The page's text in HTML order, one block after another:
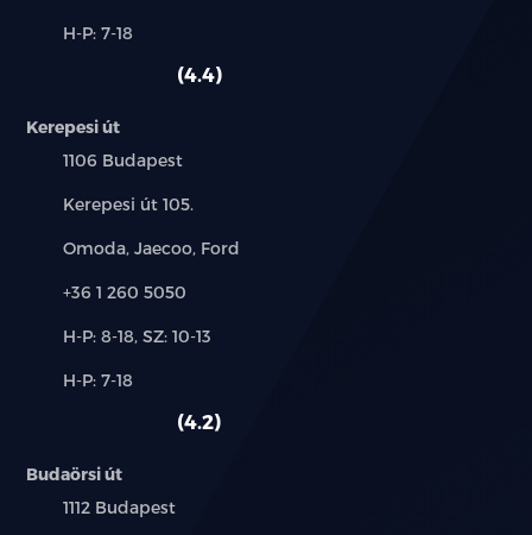
használt
Alkatrész,
H-P: 7-18
4.4
Kerepesi út
Település:
1106 Budapest
Cím:
Kerepesi út 105.
Márkák:
Omoda, Jaecoo, Ford
Telefon:
+36 1 260 5050
Új-
használt
H-P: 8-18, SZ: 10-13
Alkatrész,
H-P: 7-18
4.2
Budaörsi út
Település:
1112 Budapest